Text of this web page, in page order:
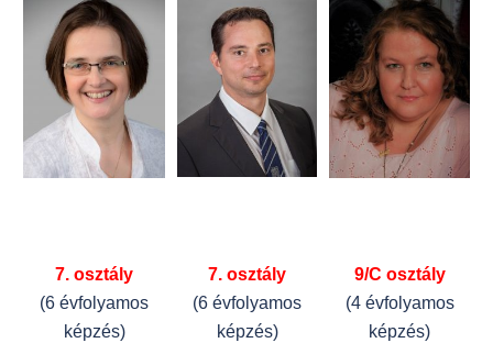
7. osztály
(6 évfolyamos
képzés)
7. osztály
(6 évfolyamos
képzés)
9/C osztály
(4 évfolyamos
képzés)